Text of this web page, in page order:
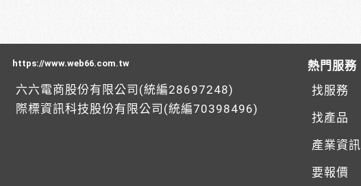
https://www.web66.com.tw
六六電商股份有限公司(統編28697248)
際標資訊科技股份有限公司(統編70398496)
熱門服務
找服務
找產品
產業資訊
要報價